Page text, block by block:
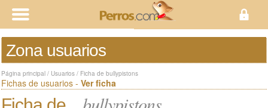
Zona usuarios
Página principal / Usuarios / Ficha de bullypistons
Fichas de usuarios - Ver ficha